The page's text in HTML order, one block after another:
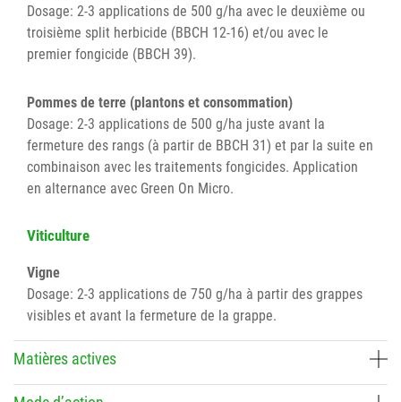
Dosage: 2-3 applications de 500 g/ha avec le deuxième ou
troisième split herbicide (BBCH 12-16) et/ou avec le
premier fongicide (BBCH 39).
Pommes de terre (plantons et consommation)
Dosage: 2-3 applications de 500 g/ha juste avant la
fermeture des rangs (à partir de BBCH 31) et par la suite en
combinaison avec les traitements fongicides. Application
en alternance avec Green On Micro.
Viticulture
Vigne
Dosage: 2-3 applications de 750 g/ha à partir des grappes
visibles et avant la fermeture de la grappe.
Matières actives